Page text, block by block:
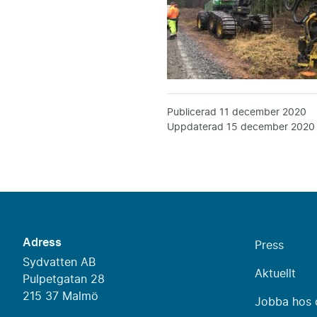
Publicerad 11 december 2020
Uppdaterad 15 december 2020
Adress
Sydvatten AB
Pulpetgatan 28
215 37 Malmö
Press
Aktuellt
Jobba hos